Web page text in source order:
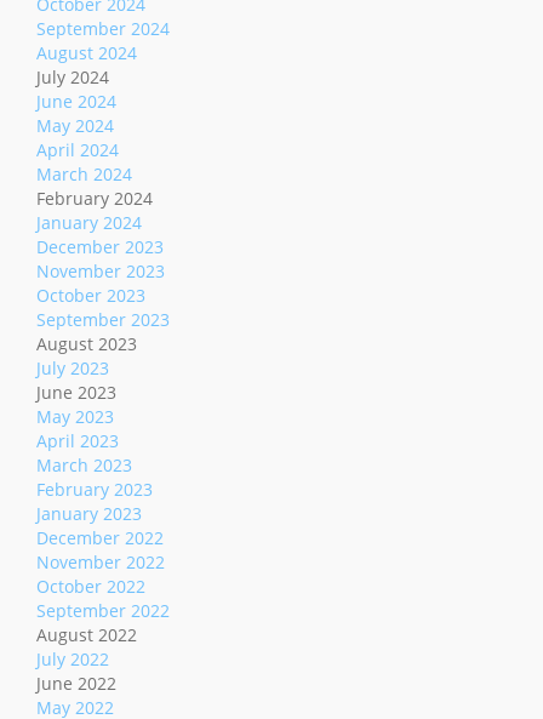
October 2024
September 2024
August 2024
July 2024
June 2024
May 2024
April 2024
March 2024
February 2024
January 2024
December 2023
November 2023
October 2023
September 2023
August 2023
July 2023
June 2023
May 2023
April 2023
March 2023
February 2023
January 2023
December 2022
November 2022
October 2022
September 2022
August 2022
July 2022
June 2022
May 2022